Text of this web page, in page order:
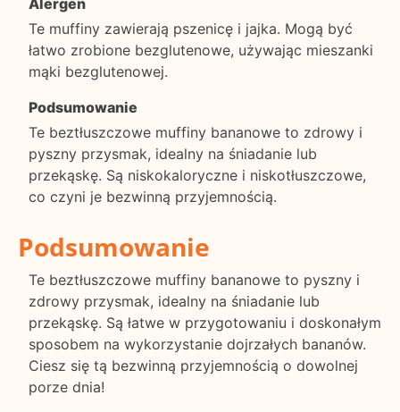
Te muffiny zawierają pszenicę i jajka. Mogą być
łatwo zrobione bezglutenowe, używając mieszanki
mąki bezglutenowej.
Podsumowanie
Te beztłuszczowe muffiny bananowe to zdrowy i
pyszny przysmak, idealny na śniadanie lub
przekąskę. Są niskokaloryczne i niskotłuszczowe,
co czyni je bezwinną przyjemnością.
Podsumowanie
Te beztłuszczowe muffiny bananowe to pyszny i
zdrowy przysmak, idealny na śniadanie lub
przekąskę. Są łatwe w przygotowaniu i doskonałym
sposobem na wykorzystanie dojrzałych bananów.
Ciesz się tą bezwinną przyjemnością o dowolnej
porze dnia!